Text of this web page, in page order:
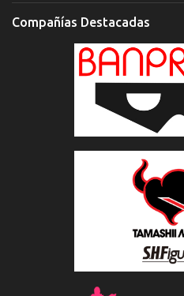
Compañías Destacadas